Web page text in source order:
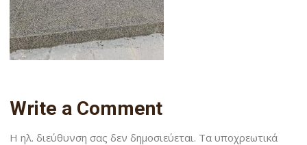
Write a Comment
Η ηλ. διεύθυνση σας δεν δημοσιεύεται. Τα υποχρεωτικά